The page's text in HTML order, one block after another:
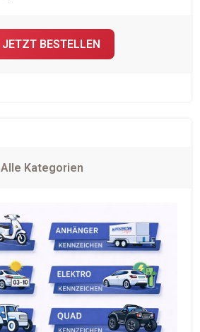
JETZT BESTELLEN
Alle Kategorien